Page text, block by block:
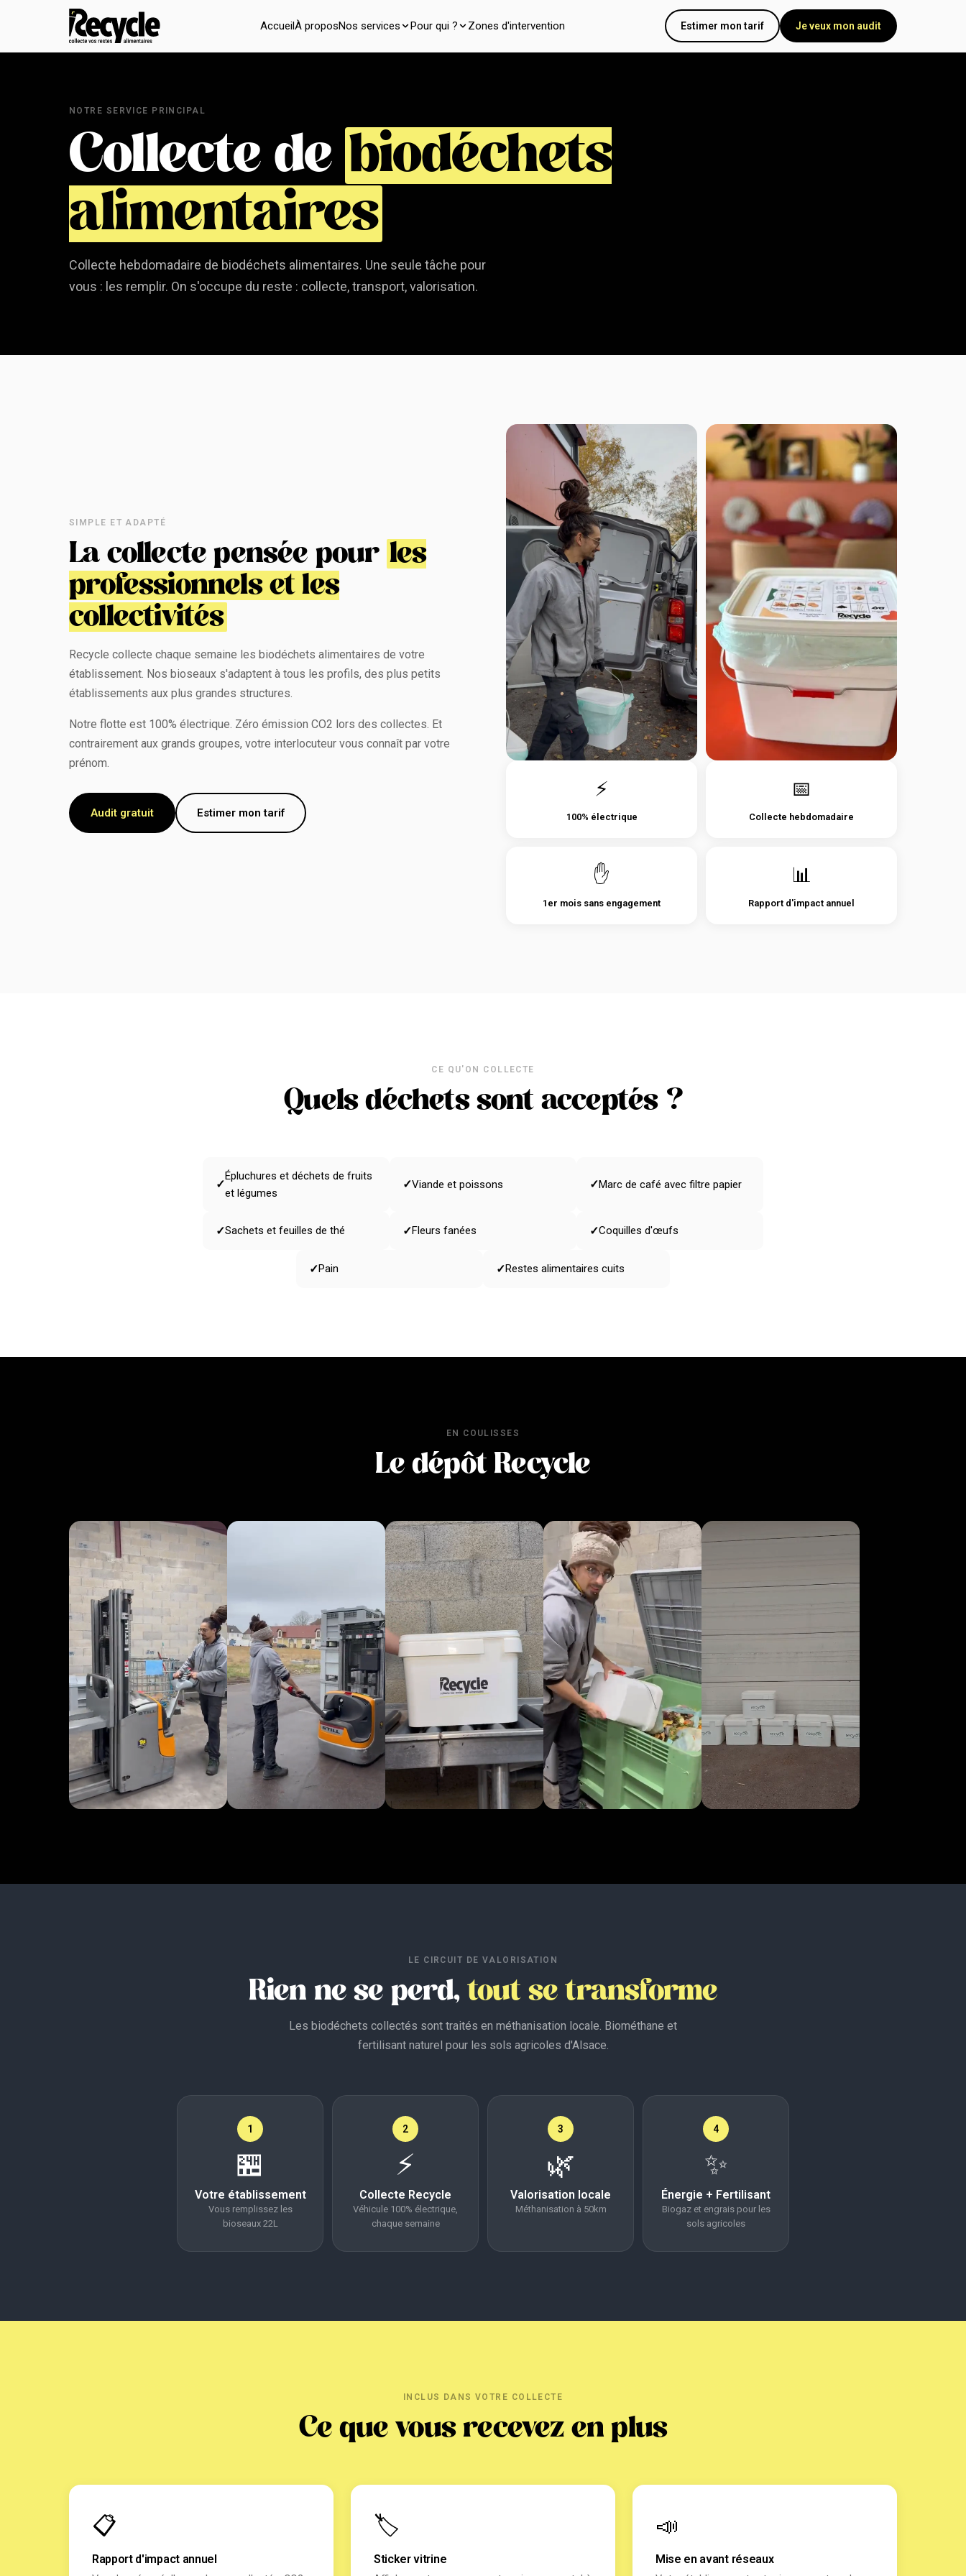
AccueilÀ proposNos services Pour qui ? Zones d'intervention Estimer mon tarif Je veux mon audit
NOTRE SERVICE PRINCIPAL
Collecte de biodéchets
alimentaires
Collecte hebdomadaire de biodéchets alimentaires. Une seule tâche pour
vous : les remplir. On s'occupe du reste : collecte, transport, valorisation.
SIMPLE ET ADAPTÉ
La collecte pensée pour les
professionnels et les
collectivités
Recycle collecte chaque semaine les biodéchets alimentaires de votre
établissement. Nos bioseaux s'adaptent à tous les profils, des plus petits
établissements aux plus grandes structures.
Notre flotte est 100% électrique. Zéro émission CO2 lors des collectes. Et
contrairement aux grands groupes, votre interlocuteur vous connaît par votre
prénom.
Audit gratuit Estimer mon tarif
⚡
100% électrique
📅
Collecte hebdomadaire
✋
1er mois sans engagement
📊
Rapport d'impact annuel
CE QU'ON COLLECTE
Quels déchets sont acceptés ?
✓
Épluchures et déchets de fruits
et légumes
✓Viande et poissons ✓Marc de café avec filtre papier
✓Sachets et feuilles de thé ✓Fleurs fanées ✓Coquilles d'œufs
✓Pain ✓Restes alimentaires cuits
EN COULISSES
Le dépôt Recycle
LE CIRCUIT DE VALORISATION
Rien ne se perd, tout se transforme
Les biodéchets collectés sont traités en méthanisation locale. Biométhane et
fertilisant naturel pour les sols agricoles d'Alsace.
1
🏪
Votre établissement
Vous remplissez les
bioseaux 22L
2
⚡
Collecte Recycle
Véhicule 100% électrique,
chaque semaine
3
🌿
Valorisation locale
Méthanisation à 50km
4
✨
Énergie + Fertilisant
Biogaz et engrais pour les
sols agricoles
INCLUS DANS VOTRE COLLECTE
Ce que vous recevez en plus
📋
Rapport d'impact annuel
🏷️
Sticker vitrine
📣
Mise en avant réseaux